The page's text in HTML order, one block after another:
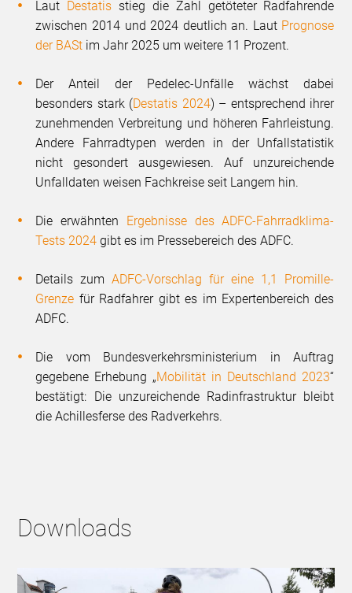
Laut Destatis stieg die Zahl getöteter Radfahrende
zwischen 2014 und 2024 deutlich an. Laut Prognose
der BASt im Jahr 2025 um weitere 11 Prozent.
Der Anteil der Pedelec-Unfälle wächst dabei
besonders stark (Destatis 2024) – entsprechend ihrer
zunehmenden Verbreitung und höheren Fahrleistung.
Andere Fahrradtypen werden in der Unfallstatistik
nicht gesondert ausgewiesen. Auf unzureichende
Unfalldaten weisen Fachkreise seit Langem hin.
Die erwähnten Ergebnisse des ADFC-Fahrradklima-
Tests 2024 gibt es im Pressebereich des ADFC.
Details zumADFC-Vorschlag für eine 1,1 Promille-
Grenze für Radfahrer gibt es im Expertenbereich des
ADFC.
Die vom Bundesverkehrsministerium in Auftrag
gegebene Erhebung „Mobilität in Deutschland 2023“
bestätigt: Die unzureichende Radinfrastruktur bleibt
die Achillesferse des Radverkehrs.
Downloads